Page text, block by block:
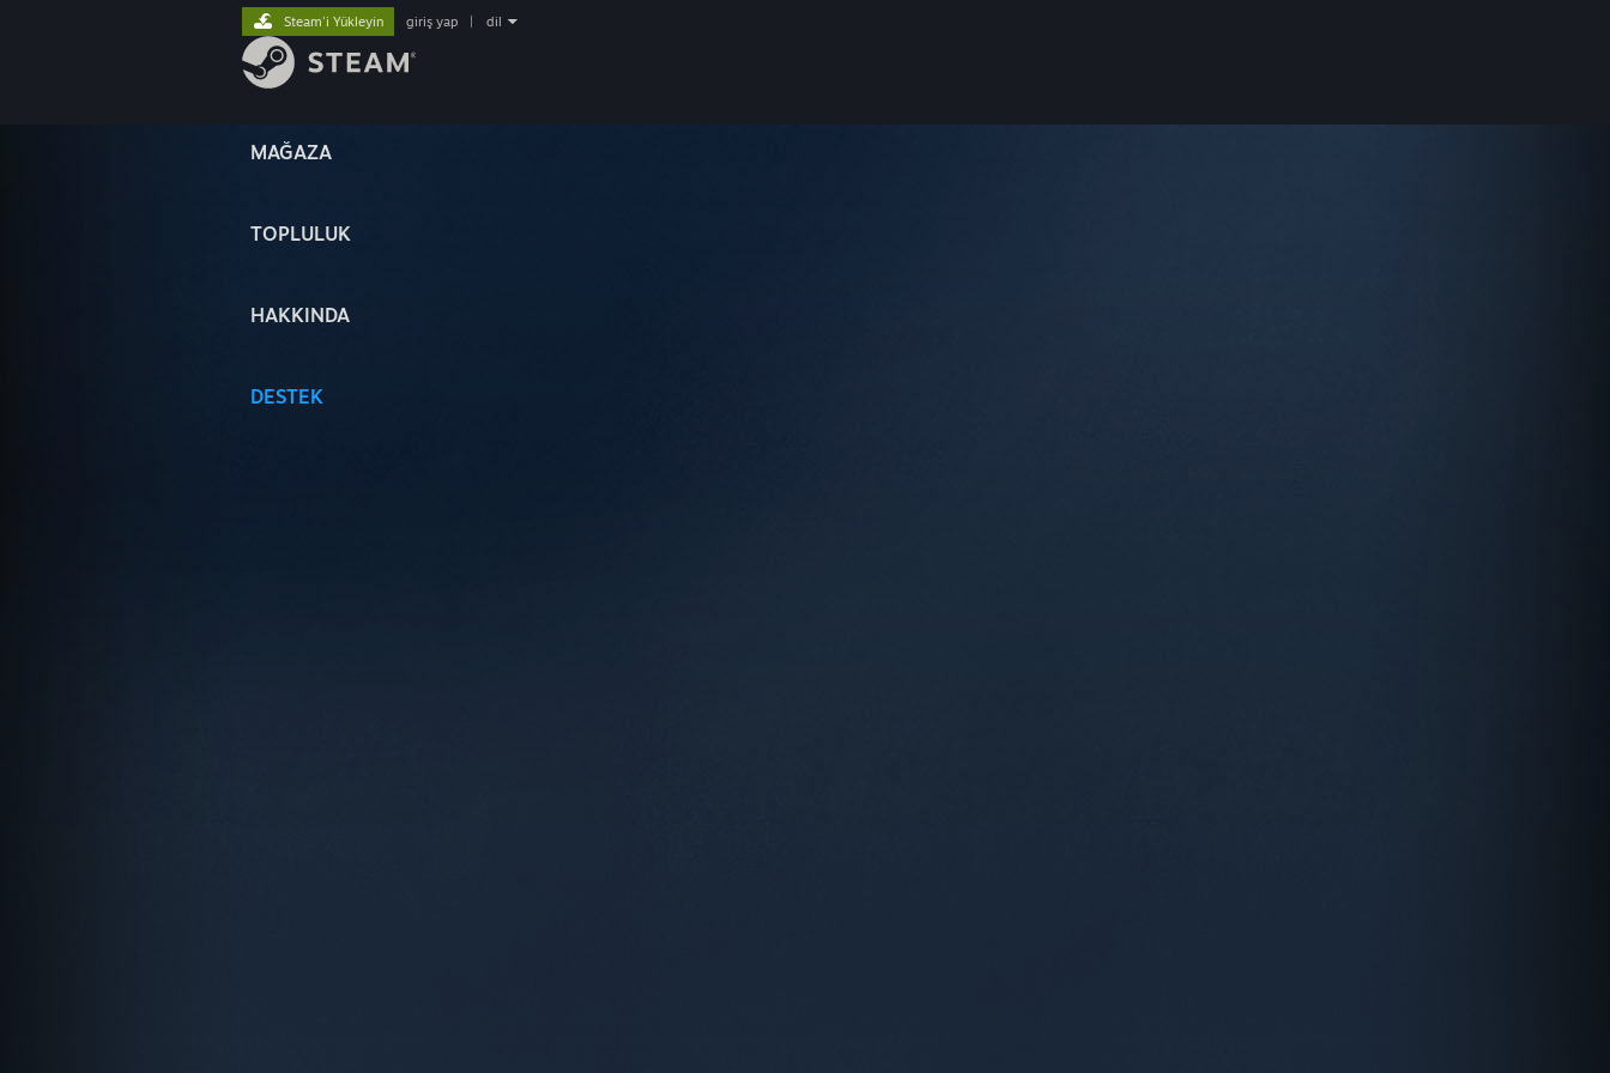
MAĞAZA
TOPLULUK
HAKKINDA
DESTEK
Steam'i Yükleyin giriş yap dil